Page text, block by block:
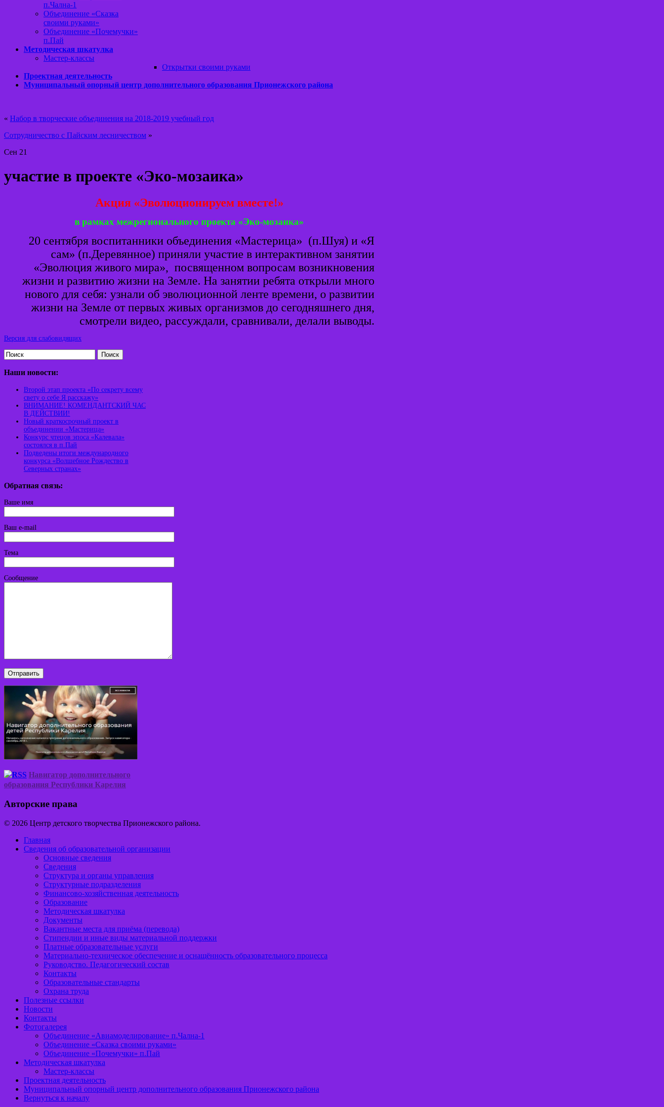
п.Чална-1
Объединение «Сказка
своими руками»
Объединение «Почемучки»
п.Пай
Методическая шкатулка
Мастер-классы
Открытки своими руками
Проектная деятельность
Муниципальный опорный центр дополнительного образования Прионежского района
« Набор в творческие объединения на 2018-2019 учебный год
Сотрудничество с Пайским лесничеством »
Сен 21
участие в проекте «Эко-мозаика»
Акция «Эволюционируем вместе!»
в рамках межрегионального проекта «Эко-мозаика»
20 сентября воспитанники объединения «Мастерица» (п.Шуя) и «Я
сам» (п.Деревянное) приняли участие в интерактивном занятии
«Эволюция живого мира», посвященном вопросам возникновения
жизни и развитию жизни на Земле. На занятии ребята открыли много
нового для себя: узнали об эволюционной ленте времени, о развитии
жизни на Земле от первых живых организмов до сегодняшнего дня,
смотрели видео, рассуждали, сравнивали, делали выводы.
Версия для слабовидящих
Поиск
Наши новости:
Второй этап проекта «По секрету всему
свету о себе Я расскажу»
ВНИМАНИЕ! КОМЕНДАНТСКИЙ ЧАС
В ДЕЙСТВИИ!
Новый краткосрочный проект в
объединении «Мастерица»
Конкурс чтецов эпоса «Калевала»
состоялся в п.Пай
Подведены итоги международного
конкурса «Волшебное Рождество в
Северных странах»
Обратная связь:
Ваше имя
Ваш e-mail
Тема
Сообщение
Навигатор дополнительного
образования Республики Карелия
Авторские права
© 2026 Центр детского творчества Прионежского района.
Главная
Сведения об образовательной организации
Основные сведения
Сведения
Структура и органы управления
Структурные подразделения
Финансово-хозяйственная деятельность
Образование
Методическая шкатулка
Документы
Вакантные места для приёма (перевода)
Стипендии и иные виды материальной поддержки
Платные образовательные услуги
Материально-техническое обеспечение и оснащённость образовательного процесса
Руководство. Педагогический состав
Контакты
Образовательные стандарты
Охрана труда
Полезные ссылки
Новости
Контакты
Фотогалерея
Объединение «Авиамоделирование» п.Чална-1
Объединение «Сказка своими руками»
Объединение «Почемучки» п.Пай
Методическая шкатулка
Мастер-классы
Проектная деятельность
Муниципальный опорный центр дополнительного образования Прионежского района
Вернуться к началу